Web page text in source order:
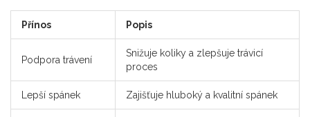
Přínos Popis
Podpora trávení
Snižuje koliky a zlepšuje trávicí
proces
Lepší spánek Zajišťuje hluboký a kvalitní spánek